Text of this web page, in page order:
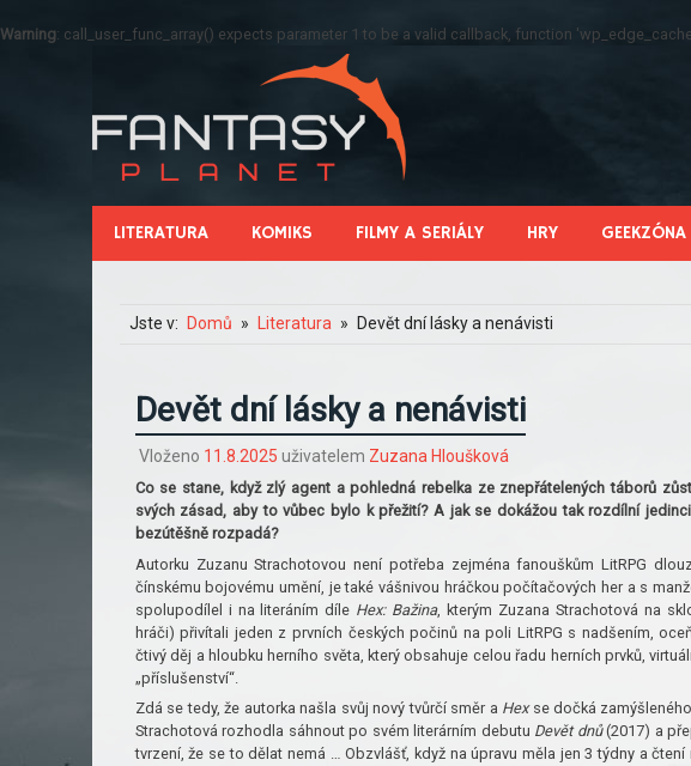
Warning: call_user_func_array() expects parameter 1 to be a valid callback, function
LITERATURA KOMIKS FILMY A SERIÁLY HRY GEEKZÓNA
Jste v: Domů Literatura Devět dní lásky a nenávisti
Devět dní lásky a nenávisti
Vloženo 11.8.2025 uživatelem Zuzana Hloušková
Co se stane, když zlý agent a pohledná rebelka ze znepřátelených táborů
svých zásad, aby to vůbec bylo k přežití? A jak se dokážou tak rozdílní
bezútěšně rozpadá?
Autorku Zuzanu Strachotovou není potřeba zejména fanouškům LitRPG
čínskému bojovému umění, je také vášnivou hráčkou počítačových her a s
spolupodílel i na literáním díle Hex: Bažina, kterým Zuzana Strachotová na
hráči) přivítali jeden z prvních českých počinů na poli LitRPG s nadšením,
čtivý děj a hloubku herního světa, který obsahuje celou řadu herních prvků,
„příslušenství“.
Zdá se tedy, že autorka našla svůj nový tvůrčí směr a Hexse dočká
Strachotová rozhodla sáhnout po svém literárním debutu Devět dnů(2017) a
tvrzení, že se to dělat nemá … Obzvlášť, když na úpravu měla jen 3 týdny a